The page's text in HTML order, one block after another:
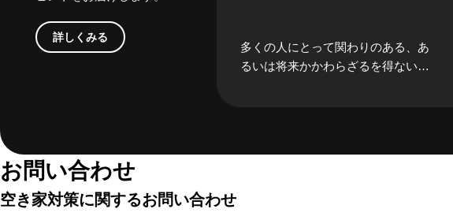
詳しくみる
多くの人にとって関わりのある、あ
るいは将来かかわらざるを得ない
お問い合わせ
空き家対策に関するお問い合わせ